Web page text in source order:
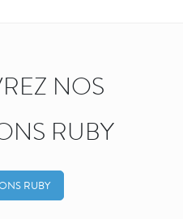
NOS
RUBY
RUBY